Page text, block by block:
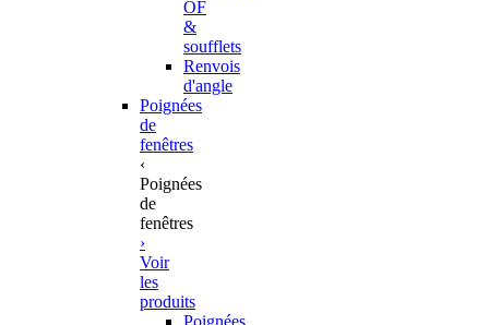
OF
&
soufflets
Renvois
d'angle
Poignées
de
fenêtres
‹
Poignées
de
fenêtres
›
Voir
les
produits
Poignées